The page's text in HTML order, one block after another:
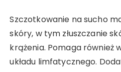
Szczotkowanie na sucho
skóry, w tym złuszczanie
krążenia. Pomaga również
układu limfatycznego.